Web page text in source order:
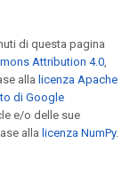
di questa pagina
Attribution 4.0,
alla licenza Apache
di Google
e/o delle sue
alla licenza NumPy.